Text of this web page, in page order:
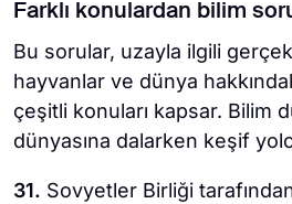
Farklı konulardan bilim
Bu sorular, uzayla ilgili
hayvanlar ve dünya
çeşitli konuları kapsar. Bilim
dünyasına dalarken keşif
31. Sovyetler Birliği tarafından